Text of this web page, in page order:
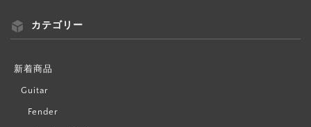
カテゴリー
新着商品
Guitar
Fender